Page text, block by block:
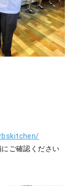
ご確認ください